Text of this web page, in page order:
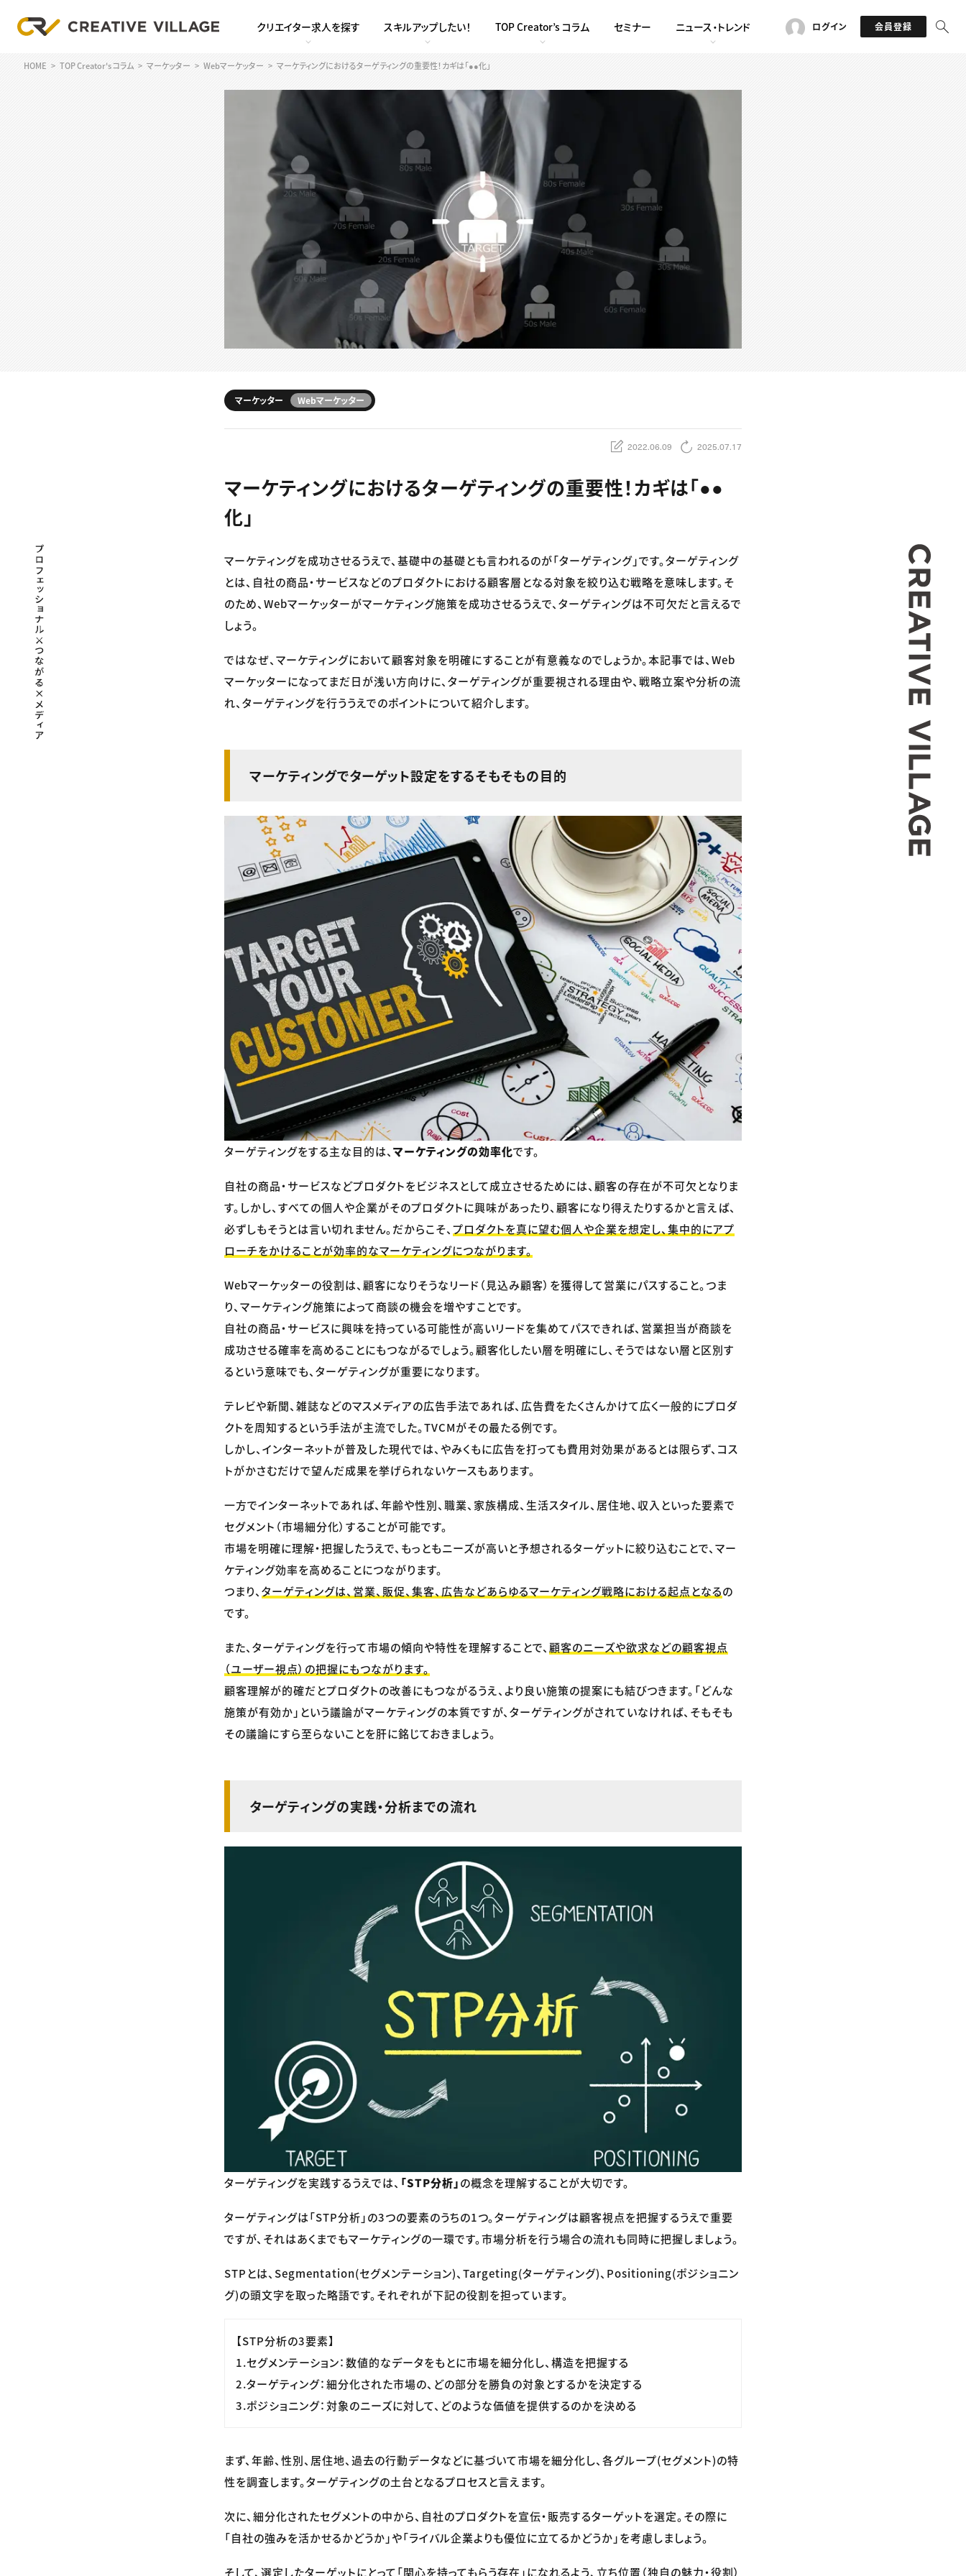
クリエイター求人を探す スキルアップしたい！ TOP Creator’s コラム セミナー ニュース・トレンド ログイン 会員登録
HOME TOP Creator's コラム マーケッター Webマーケッター マーケティングにおけるターゲティングの重要性！カギは「●●化」
マーケッター Webマーケッター
2022.06.09 2025.07.17
マーケティングにおけるターゲティングの重要性！カギは「●●
化」
マーケティングを成功させるうえで、基礎中の基礎とも言われるのが「ターゲティング」です。ターゲティング
とは、自社の商品・サービスなどのプロダクトにおける顧客層となる対象を絞り込む戦略を意味します。そ
のため、Webマーケッターがマーケティング施策を成功させるうえで、ターゲティングは不可欠だと言えるで
しょう。
ではなぜ、マーケティングにおいて顧客対象を明確にすることが有意義なのでしょうか。本記事では、Web
マーケッターになってまだ日が浅い方向けに、ターゲティングが重要視される理由や、戦略立案や分析の流
れ、ターゲティングを行ううえでのポイントについて紹介します。
マーケティングでターゲット設定をするそもそもの目的
ターゲティングをする主な目的は、マーケティングの効率化です。
自社の商品・サービスなどプロダクトをビジネスとして成立させるためには、顧客の存在が不可欠となりま
す。しかし、すべての個人や企業がそのプロダクトに興味があったり、顧客になり得えたりするかと言えば、
必ずしもそうとは言い切れません。だからこそ、プロダクトを真に望む個人や企業を想定し、集中的にアプ
ローチをかけることが効率的なマーケティングにつながります。
Webマーケッターの役割は、顧客になりそうなリード（見込み顧客）を獲得して営業にパスすること。つま
り、マーケティング施策によって商談の機会を増やすことです。
自社の商品・サービスに興味を持っている可能性が高いリードを集めてパスできれば、営業担当が商談を
成功させる確率を高めることにもつながるでしょう。顧客化したい層を明確にし、そうではない層と区別す
るという意味でも、ターゲティングが重要になります。
テレビや新聞、雑誌などのマスメディアの広告手法であれば、広告費をたくさんかけて広く一般的にプロダ
クトを周知するという手法が主流でした。TVCMがその最たる例です。
しかし、インターネットが普及した現代では、やみくもに広告を打っても費用対効果があるとは限らず、コス
トがかさむだけで望んだ成果を挙げられないケースもあります。
一方でインターネットであれば、年齢や性別、職業、家族構成、生活スタイル、居住地、収入といった要素で
セグメント（市場細分化）することが可能です。
市場を明確に理解・把握したうえで、もっともニーズが高いと予想されるターゲットに絞り込むことで、マー
ケティング効率を高めることにつながります。
つまり、ターゲティングは、営業、販促、集客、広告などあらゆるマーケティング戦略における起点となるの
です。
また、ターゲティングを行って市場の傾向や特性を理解することで、顧客のニーズや欲求などの顧客視点
（ユーザー視点）の把握にもつながります。
顧客理解が的確だとプロダクトの改善にもつながるうえ、より良い施策の提案にも結びつきます。「どんな
施策が有効か」という議論がマーケティングの本質ですが、ターゲティングがされていなければ、そもそも
その議論にすら至らないことを肝に銘じておきましょう。
ターゲティングの実践・分析までの流れ
ターゲティングを実践するうえでは、 「STP分析」の概念を理解することが大切です。
ターゲティングは「STP分析」の3つの要素のうちの1つ。ターゲティングは顧客視点を把握するうえで重要
ですが、それはあくまでもマーケティングの一環です。市場分析を行う場合の流れも同時に把握しましょう。
STPとは、Segmentation(セグメンテーション)、Targeting(ターゲティング)、Positioning(ポジショニン
グ)の頭文字を取った略語です。それぞれが下記の役割を担っています。
【STP分析の3要素】
1.セグメンテーション：数値的なデータをもとに市場を細分化し、構造を把握する
2.ターゲティング：細分化された市場の、どの部分を勝負の対象とするかを決定する
3.ポジショニング：対象のニーズに対して、どのような価値を提供するのかを決める
まず、年齢、性別、居住地、過去の行動データなどに基づいて市場を細分化し、各グループ(セグメント)の特
性を調査します。ターゲティングの土台となるプロセスと言えます。
次に、細分化されたセグメントの中から、自社のプロダクトを宣伝・販売するターゲットを選定。その際に
「自社の強みを活かせるかどうか」や「ライバル企業よりも優位に立てるかどうか」を考慮しましょう。
そして、選定したターゲットにとって「関心を持ってもらう存在」になれるよう、立ち位置（独自の魅力・役割）